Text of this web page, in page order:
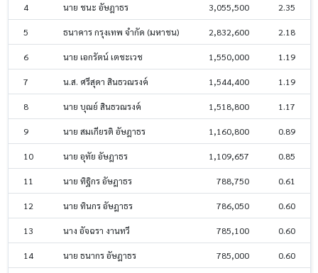
4 นาย ชนะ อัษฎาธร 3,055,500 2.35
5 ธนาคาร กรุงเทพ จำกัด (มหาชน) 2,832,600 2.18
6 นาย เอกรัตน์ เตชะเวช 1,550,000 1.19
7 น.ส. ศรีสุดา สินธวณรงค์ 1,544,400 1.19
8 นาย บุณย์ สินธวณรงค์ 1,518,800 1.17
9 นาย สมเกียรติ อัษฎาธร 1,160,800 0.89
10 นาย อุทัย อัษฎาธร 1,109,657 0.85
11 นาย ทิฐิกร อัษฎาธร 788,750 0.61
12 นาย ทินกร อัษฎาธร 786,050 0.60
13 นาง อัจฉรา งานทวี 785,100 0.60
14 นาย ธนากร อัษฎาธร 785,000 0.60